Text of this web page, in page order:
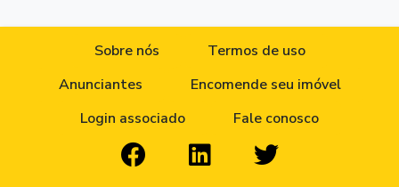
Sobre nós
Termos de uso
Anunciantes
Encomende seu imóvel
Login associado
Fale conosco